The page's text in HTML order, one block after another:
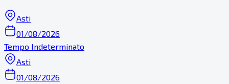
Asti
01/08/2026
Tempo Indeterminato
Asti
01/08/2026